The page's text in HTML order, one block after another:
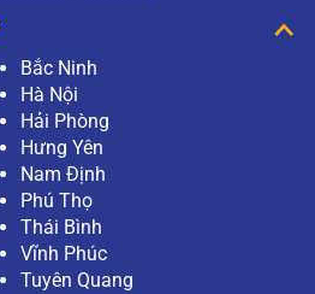
Bắc Ninh
Hà Nội
Hải Phòng
Hưng Yên
Nam Định
Phú Thọ
Thái Bình
Vĩnh Phúc
Tuyên Quang